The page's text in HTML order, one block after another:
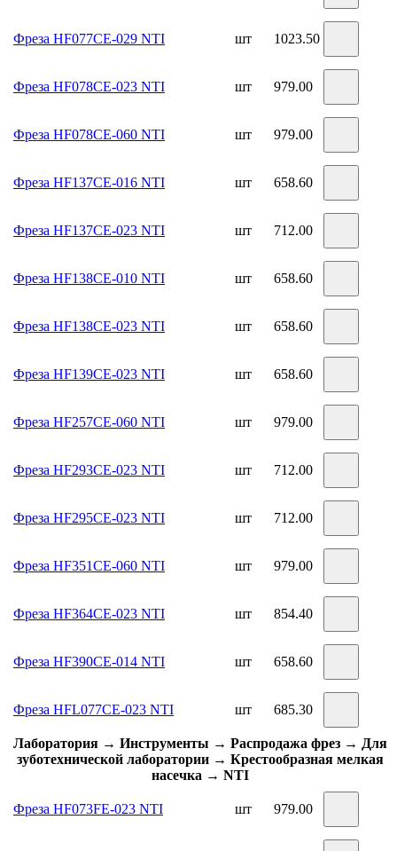
Фреза HF077CE-029 NTI шт 1023.50
Фреза HF078CE-023 NTI шт 979.00
Фреза HF078CE-060 NTI шт 979.00
Фреза HF137CE-016 NTI шт 658.60
Фреза HF137CE-023 NTI шт 712.00
Фреза HF138CE-010 NTI шт 658.60
Фреза HF138CE-023 NTI шт 658.60
Фреза HF139CE-023 NTI шт 658.60
Фреза HF257CE-060 NTI шт 979.00
Фреза HF293CE-023 NTI шт 712.00
Фреза HF295CE-023 NTI шт 712.00
Фреза HF351CE-060 NTI шт 979.00
Фреза HF364CE-023 NTI шт 854.40
Фреза HF390CE-014 NTI шт 658.60
Фреза HFL077CE-023 NTI шт 685.30
Лаборатория → Инструменты → Распродажа фрез → Для
зуботехнической лаборатории → Крестообразная мелкая
насечка → NTI
Фреза HF073FE-023 NTI шт 979.00